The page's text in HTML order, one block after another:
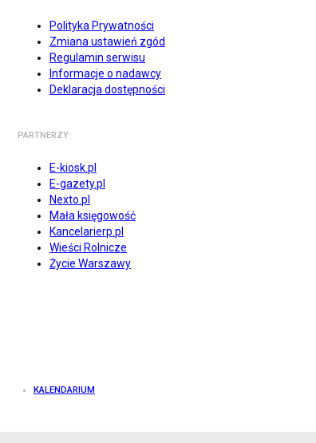
Polityka Prywatności
Zmiana ustawień zgód
Regulamin serwisu
Informacje o nadawcy
Deklaracja dostępności
PARTNERZY
E-kiosk.pl
E-gazety.pl
Nexto.pl
Mała księgowość
Kancelarierp.pl
Wieści Rolnicze
Życie Warszawy
KALENDARIUM